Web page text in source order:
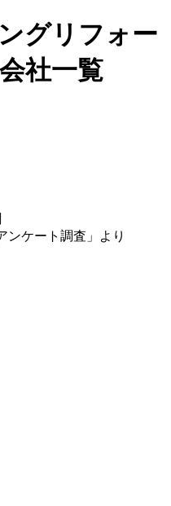
グリフォー
社一覧
ンケート調査」より